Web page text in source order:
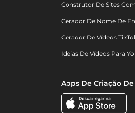
Construtor De Sites
Gerador De Nome De
Gerador De Vídeos
Ideias De Vídeos Para
Apps De Criação